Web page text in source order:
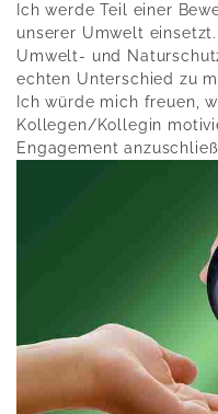
Ich werde Teil einer
unserer Umwelt
Umwelt- und
echten Unterschied zu
Ich würde mich freuen,
Kollegen/Kollegin
Engagement